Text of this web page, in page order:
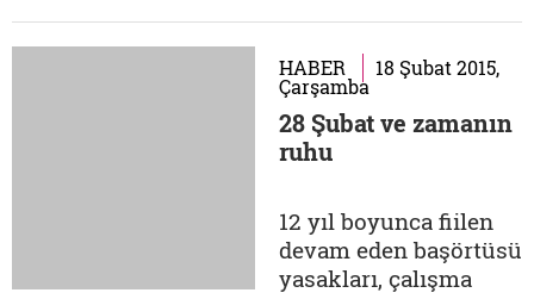
entrikalı yerli dizilerin
keşfinden önceki
Oscarlık başarısı
Aczmendi lideri
'sahte tarikatçıların
kurbanı olan genç
kadın' Fadime
HABER 18 Şubat 2015,
Çarşamba
28 Şubat ve zamanın
ruhu
12 yıl boyunca fiilen
devam eden başörtüsü
yasakları, çalışma